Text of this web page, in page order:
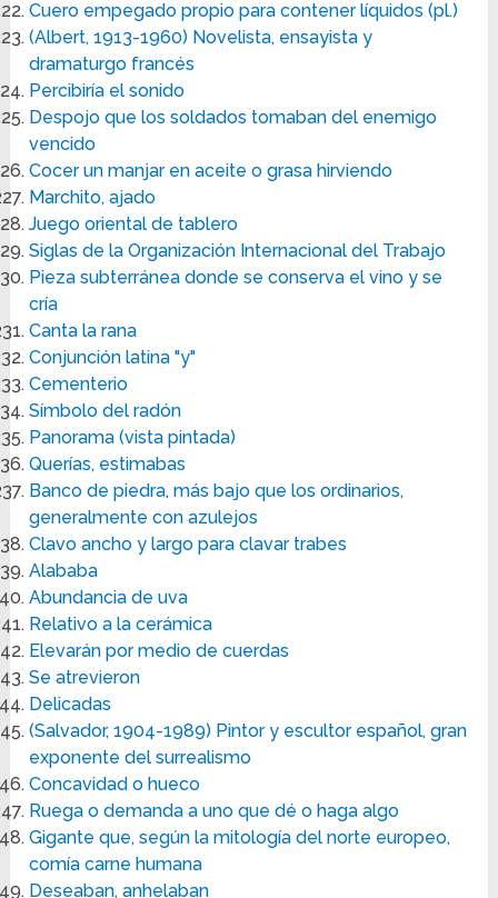
Cuero empegado propio para contener líquidos (pl.)
(Albert, 1913-1960) Novelista, ensayista y
dramaturgo francés
Percibiría el sonido
Despojo que los soldados tomaban del enemigo
vencido
Cocer un manjar en aceite o grasa hirviendo
Marchito, ajado
Juego oriental de tablero
Siglas de la Organización Internacional del Trabajo
Pieza subterránea donde se conserva el vino y se
cría
Canta la rana
Conjunción latina "y"
Cementerio
Símbolo del radón
Panorama (vista pintada)
Querías, estimabas
Banco de piedra, más bajo que los ordinarios,
generalmente con azulejos
Clavo ancho y largo para clavar trabes
Alababa
Abundancia de uva
Relativo a la cerámica
Elevarán por medio de cuerdas
Se atrevieron
Delicadas
(Salvador, 1904-1989) Pintor y escultor español, gran
exponente del surrealismo
Concavidad o hueco
Ruega o demanda a uno que dé o haga algo
Gigante que, según la mitología del norte europeo,
comía carne humana
Deseaban, anhelaban